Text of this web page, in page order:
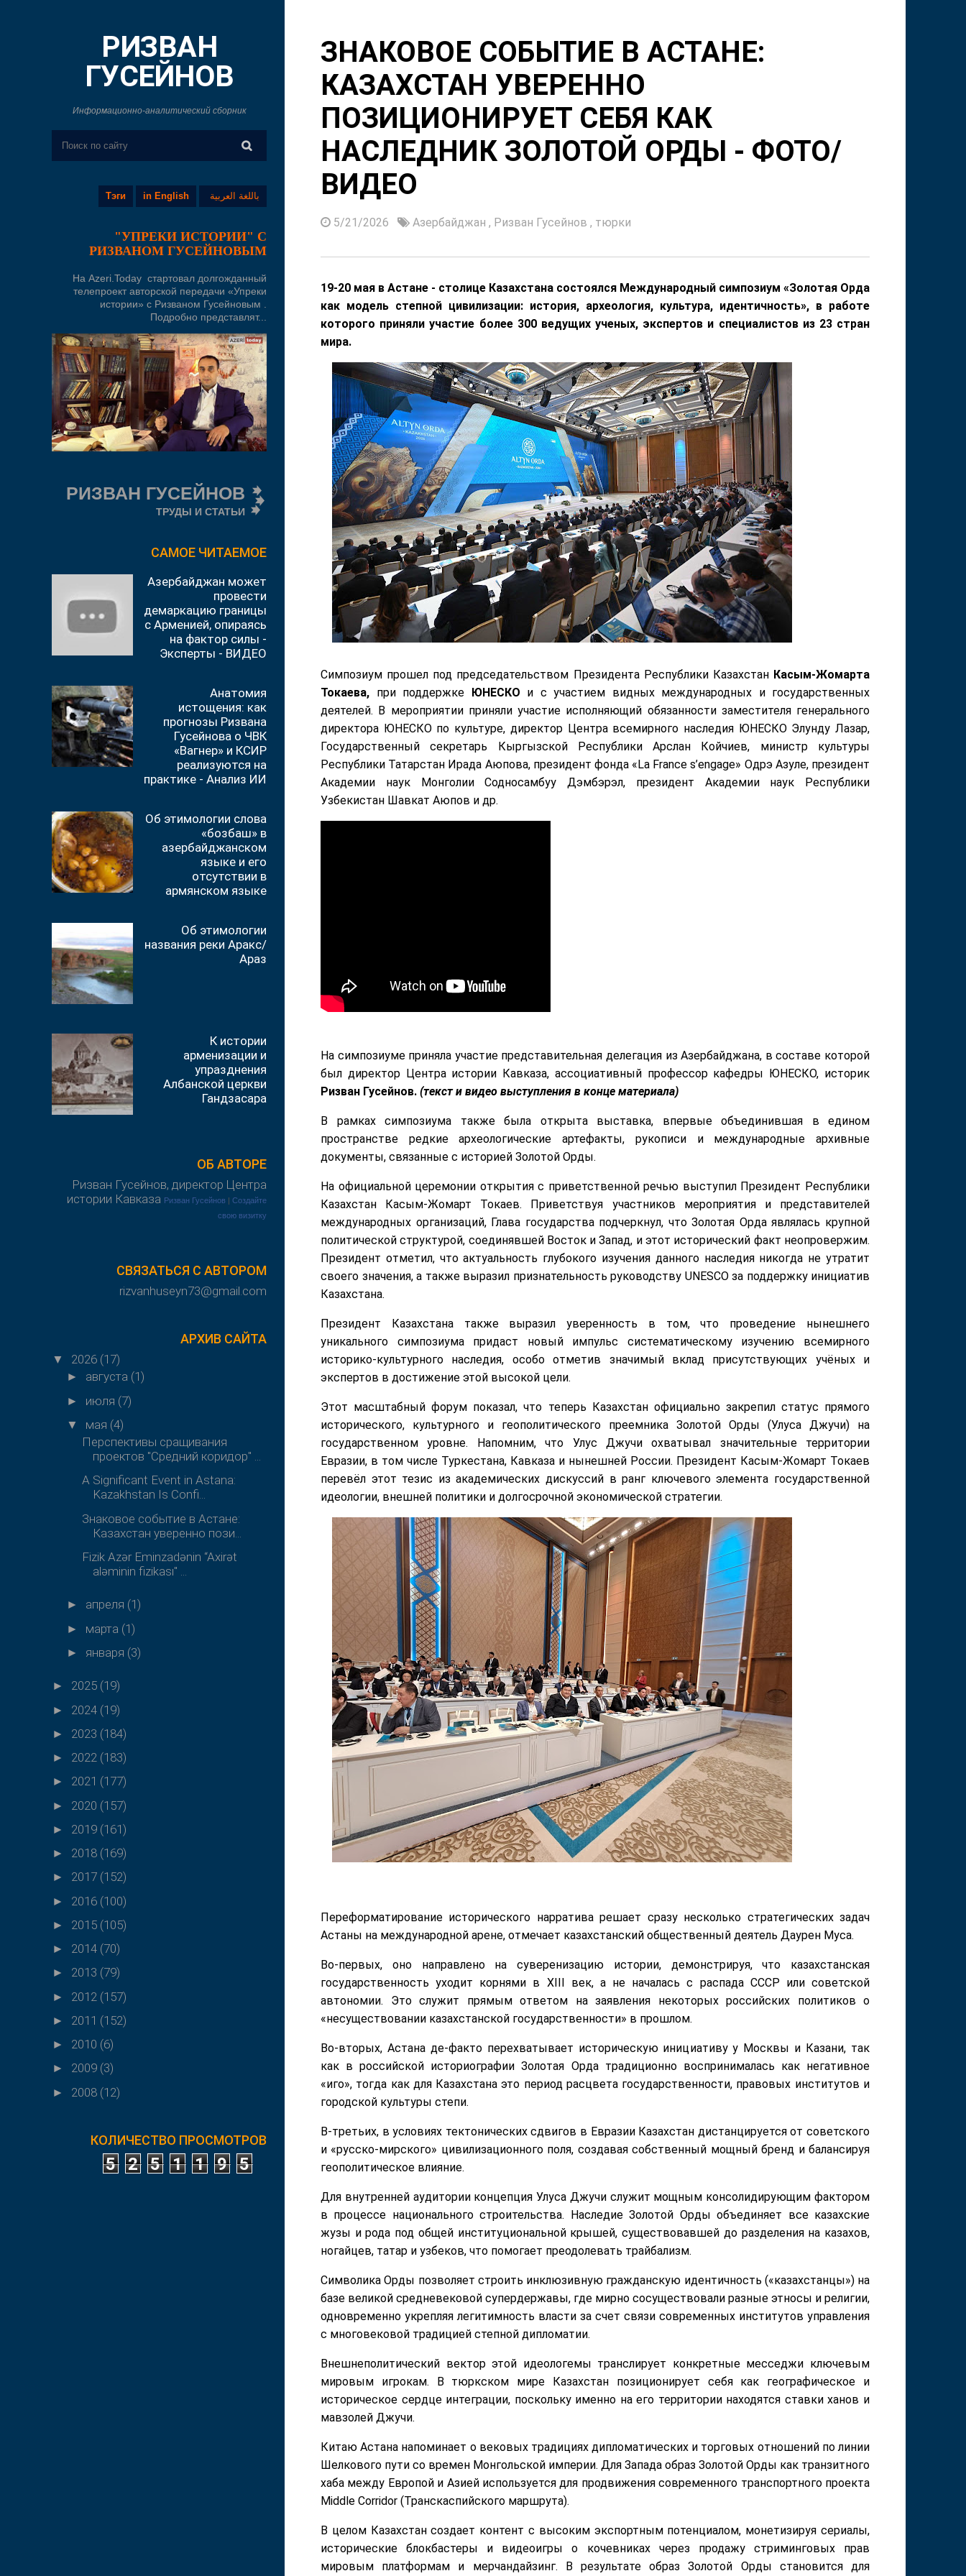
РИЗВАН
ГУСЕЙНОВ
Информационно-аналитический сборник
باللغة العربية in English
Тэги
"УПРЕКИ ИСТОРИИ" С
РИЗВАНОМ ГУСЕЙНОВЫМ
На Azeri.Today стартовал долгожданный
телепроект авторской передачи «Упреки
истории» с Ризваном Гусейновым .
Подробно представлят...
РИЗВАН ГУСЕЙНОВ
ТРУДЫ И СТАТЬИ
САМОЕ ЧИТАЕМОЕ
Азербайджан может
провести
демаркацию границы
с Арменией, опираясь
на фактор силы -
Эксперты - ВИДЕО
Анатомия
истощения: как
прогнозы Ризвана
Гусейнова о ЧВК
«Вагнер» и КСИР
реализуются на
практике - Анализ ИИ
Об этимологии слова
«бозбаш» в
азербайджанском
языке и его
отсутствии в
армянском языке
Об этимологии
названия реки Аракс/
Араз
К истории
арменизации и
упразднения
Албанской церкви
Гандзасара
ОБ АВТОРЕ
Ризван Гусейнов, директор Центра
истории Кавказа Ризван Гусейнов | Создайте
свою визитку
СВЯЗАТЬСЯ С АВТОРОМ
rizvanhuseyn73@gmail.com
АРХИВ САЙТА
▼ 2026 (17)
► августа (1)
► июля (7)
▼ мая (4)
Перспективы сращивания
проектов "Средний коридор" ...
A Significant Event in Astana:
Kazakhstan Is Confi...
Знаковое событие в Астане:
Казахстан уверенно пози...
Fizik Azər Eminzadənin “Axirət
aləminin fizikası" ...
► апреля (1)
► марта (1)
► января (3)
► 2025 (19)
► 2024 (19)
► 2023 (184)
► 2022 (183)
► 2021 (177)
► 2020 (157)
► 2019 (161)
► 2018 (169)
► 2017 (152)
► 2016 (100)
► 2015 (105)
► 2014 (70)
► 2013 (79)
► 2012 (157)
► 2011 (152)
► 2010 (6)
► 2009 (3)
► 2008 (12)
КОЛИЧЕСТВО ПРОСМОТРОВ
5 2 5 1 1 9 5
ЗНАКОВОЕ СОБЫТИЕ В АСТАНЕ:
КАЗАХСТАН УВЕРЕННО
ПОЗИЦИОНИРУЕТ СЕБЯ КАК
НАСЛЕДНИК ЗОЛОТОЙ ОРДЫ - ФОТО/
ВИДЕО
5/21/2026 Азербайджан , Ризван Гусейнов , тюрки
19-20 мая в Астане - столице Казахстана состоялся Международный симпозиум «Золотая Орда
как модель степной цивилизации: история, археология, культура, идентичность», в работе
которого приняли участие более 300 ведущих ученых, экспертов и специалистов из 23 стран
мира.
Симпозиум прошел под председательством Президента Республики Казахстан Касым-Жомарта
Токаева, при поддержке ЮНЕСКО и с участием видных международных и государственных
деятелей. В мероприятии приняли участие исполняющий обязанности заместителя генерального
директора ЮНЕСКО по культуре, директор Центра всемирного наследия ЮНЕСКО Элунду Лазар,
Государственный секретарь Кыргызской Республики Арслан Койчиев, министр культуры
Республики Татарстан Ирада Аюпова, президент фонда «La France s’engage» Одрэ Азуле, президент
Академии наук Монголии Содносамбуу Дэмбэрэл, президент Академии наук Республики
Узбекистан Шавкат Аюпов и др.
На симпозиуме приняла участие представительная делегация из Азербайджана, в составе которой
был директор Центра истории Кавказа, ассоциативный профессор кафедры ЮНЕСКО, историк
Ризван Гусейнов. (текст и видео выступления в конце материала)
В рамках симпозиума также была открыта выставка, впервые объединившая в едином
пространстве редкие археологические артефакты, рукописи и международные архивные
документы, связанные с историей Золотой Орды.
На официальной церемонии открытия с приветственной речью выступил Президент Республики
Казахстан Касым-Жомарт Токаев. Приветствуя участников мероприятия и представителей
международных организаций, Глава государства подчеркнул, что Золотая Орда являлась крупной
политической структурой, соединявшей Восток и Запад, и этот исторический факт неопровержим.
Президент отметил, что актуальность глубокого изучения данного наследия никогда не утратит
своего значения, а также выразил признательность руководству UNESCO за поддержку инициатив
Казахстана.
Президент Казахстана также выразил уверенность в том, что проведение нынешнего
уникального симпозиума придаст новый импульс систематическому изучению всемирного
историко-культурного наследия, особо отметив значимый вклад присутствующих учёных и
экспертов в достижение этой высокой цели.
Этот масштабный форум показал, что теперь Казахстан официально закрепил статус прямого
исторического, культурного и геополитического преемника Золотой Орды (Улуса Джучи) на
государственном уровне. Напомним, что Улус Джучи охватывал значительные территории
Евразии, в том числе Туркестана, Кавказа и нынешней России. Президент Касым-Жомарт Токаев
перевёл этот тезис из академических дискуссий в ранг ключевого элемента государственной
идеологии, внешней политики и долгосрочной экономической стратегии.
Переформатирование исторического нарратива решает сразу несколько стратегических задач
Астаны на международной арене, отмечает казахстанский общественный деятель Даурен Муса.
Во-первых, оно направлено на суверенизацию истории, демонстрируя, что казахстанская
государственность уходит корнями в XIII век, а не началась с распада СССР или советской
автономии. Это служит прямым ответом на заявления некоторых российских политиков о
«несуществовании казахстанской государственности» в прошлом.
Во-вторых, Астана де-факто перехватывает историческую инициативу у Москвы и Казани, так
как в российской историографии Золотая Орда традиционно воспринималась как негативное
«иго», тогда как для Казахстана это период расцвета государственности, правовых институтов и
городской культуры степи.
В-третьих, в условиях тектонических сдвигов в Евразии Казахстан дистанцируется от советского
и «русско-мирского» цивилизационного поля, создавая собственный мощный бренд и балансируя
геополитическое влияние.
Для внутренней аудитории концепция Улуса Джучи служит мощным консолидирующим фактором
в процессе национального строительства. Наследие Золотой Орды объединяет все казахские
жузы и рода под общей институциональной крышей, существовавшей до разделения на казахов,
ногайцев, татар и узбеков, что помогает преодолевать трайбализм.
Символика Орды позволяет строить инклюзивную гражданскую идентичность («казахстанцы») на
базе великой средневековой супердержавы, где мирно сосуществовали разные этносы и религии,
одновременно укрепляя легитимность власти за счет связи современных институтов управления
с многовековой традицией степной дипломатии.
Внешнеполитический вектор этой идеологемы транслирует конкретные месседжи ключевым
мировым игрокам. В тюркском мире Казахстан позиционирует себя как географическое и
историческое сердце интеграции, поскольку именно на его территории находятся ставки ханов и
мавзолей Джучи.
Китаю Астана напоминает о вековых традициях дипломатических и торговых отношений по линии
Шелкового пути со времен Монгольской империи. Для Запада образ Золотой Орды как транзитного
хаба между Европой и Азией используется для продвижения современного транспортного проекта
Middle Corridor (Транскаспийского маршрута).
В целом Казахстан создает контент с высоким экспортным потенциалом, монетизируя сериалы,
исторические блокбастеры и видеоигры о кочевниках через продажу стриминговых прав
мировым платформам и мерчандайзинг. В результате образ Золотой Орды становится для